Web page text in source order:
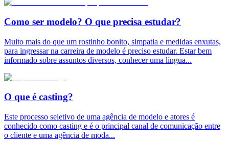
Como ser modelo? O que precisa estudar?
Muito mais do que um rostinho bonito, simpatia e medidas enxutas,
para ingressar na carreira de modelo é preciso estudar. Estar bem
informado sobre assuntos diversos, conhecer uma língua...
O que é casting?
Este processo seletivo de uma agência de modelo e atores é
conhecido como casting e é o principal canal de comunicação entre
o cliente e uma agência de moda...